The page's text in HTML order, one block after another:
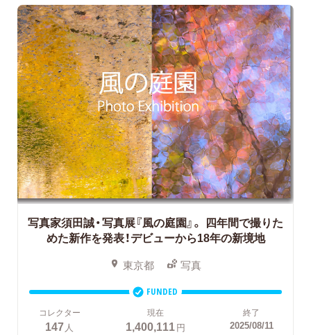
写真家須田誠・写真展『風の庭園』。 四年間で撮りた
めた新作を発表！デビューから18年の新境地
東京都 写真
FUNDED
コレクター
147 人
現在
1,400,111円
終了
2025/08/11